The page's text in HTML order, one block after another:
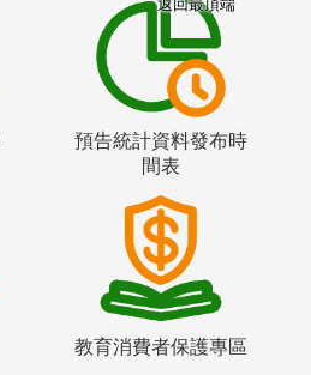
預告統計資料發布時
間表
教育消費者保護專區
返回最頂端